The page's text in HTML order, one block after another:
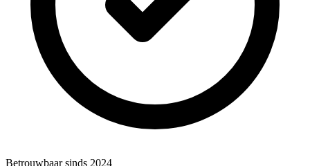
Betrouwbaar sinds 2024